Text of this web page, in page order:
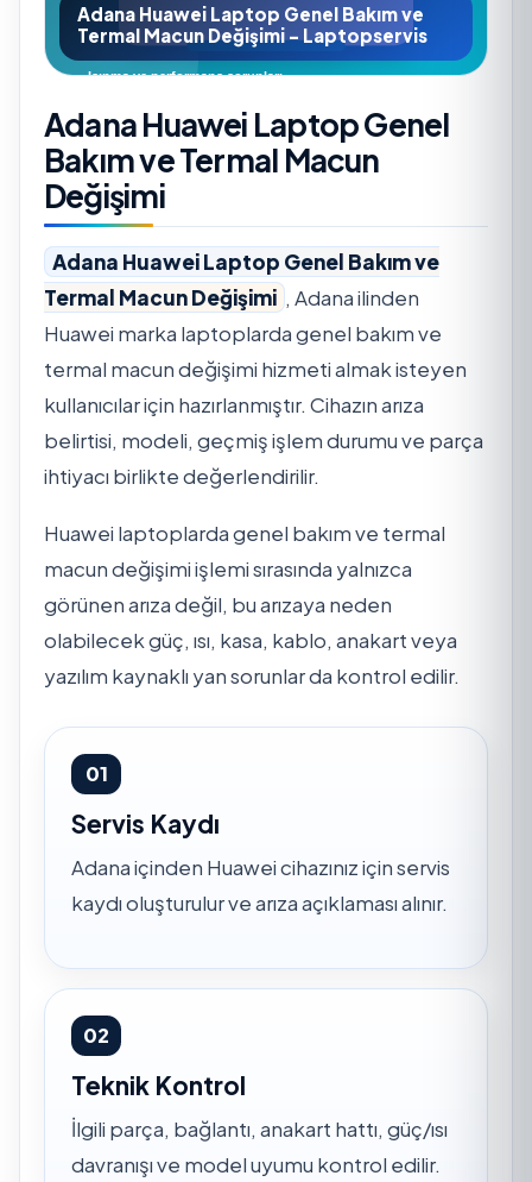
Adana Huawei Laptop Genel Bakım ve
Termal Macun Değişimi - Laptopservis
Adana Huawei Laptop Genel
Bakım ve Termal Macun
Değişimi
Adana Huawei Laptop Genel Bakım ve
Termal Macun Değişimi , Adana ilinden
Huawei marka laptoplarda genel bakım ve
termal macun değişimi hizmeti almak isteyen
kullanıcılar için hazırlanmıştır. Cihazın arıza
belirtisi, modeli, geçmiş işlem durumu ve parça
ihtiyacı birlikte değerlendirilir.
Huawei laptoplarda genel bakım ve termal
macun değişimi işlemi sırasında yalnızca
görünen arıza değil, bu arızaya neden
olabilecek güç, ısı, kasa, kablo, anakart veya
yazılım kaynaklı yan sorunlar da kontrol edilir.
01
Servis Kaydı
Adana içinden Huawei cihazınız için servis
kaydı oluşturulur ve arıza açıklaması alınır.
02
Teknik Kontrol
İlgili parça, bağlantı, anakart hattı, güç/ısı
davranışı ve model uyumu kontrol edilir.